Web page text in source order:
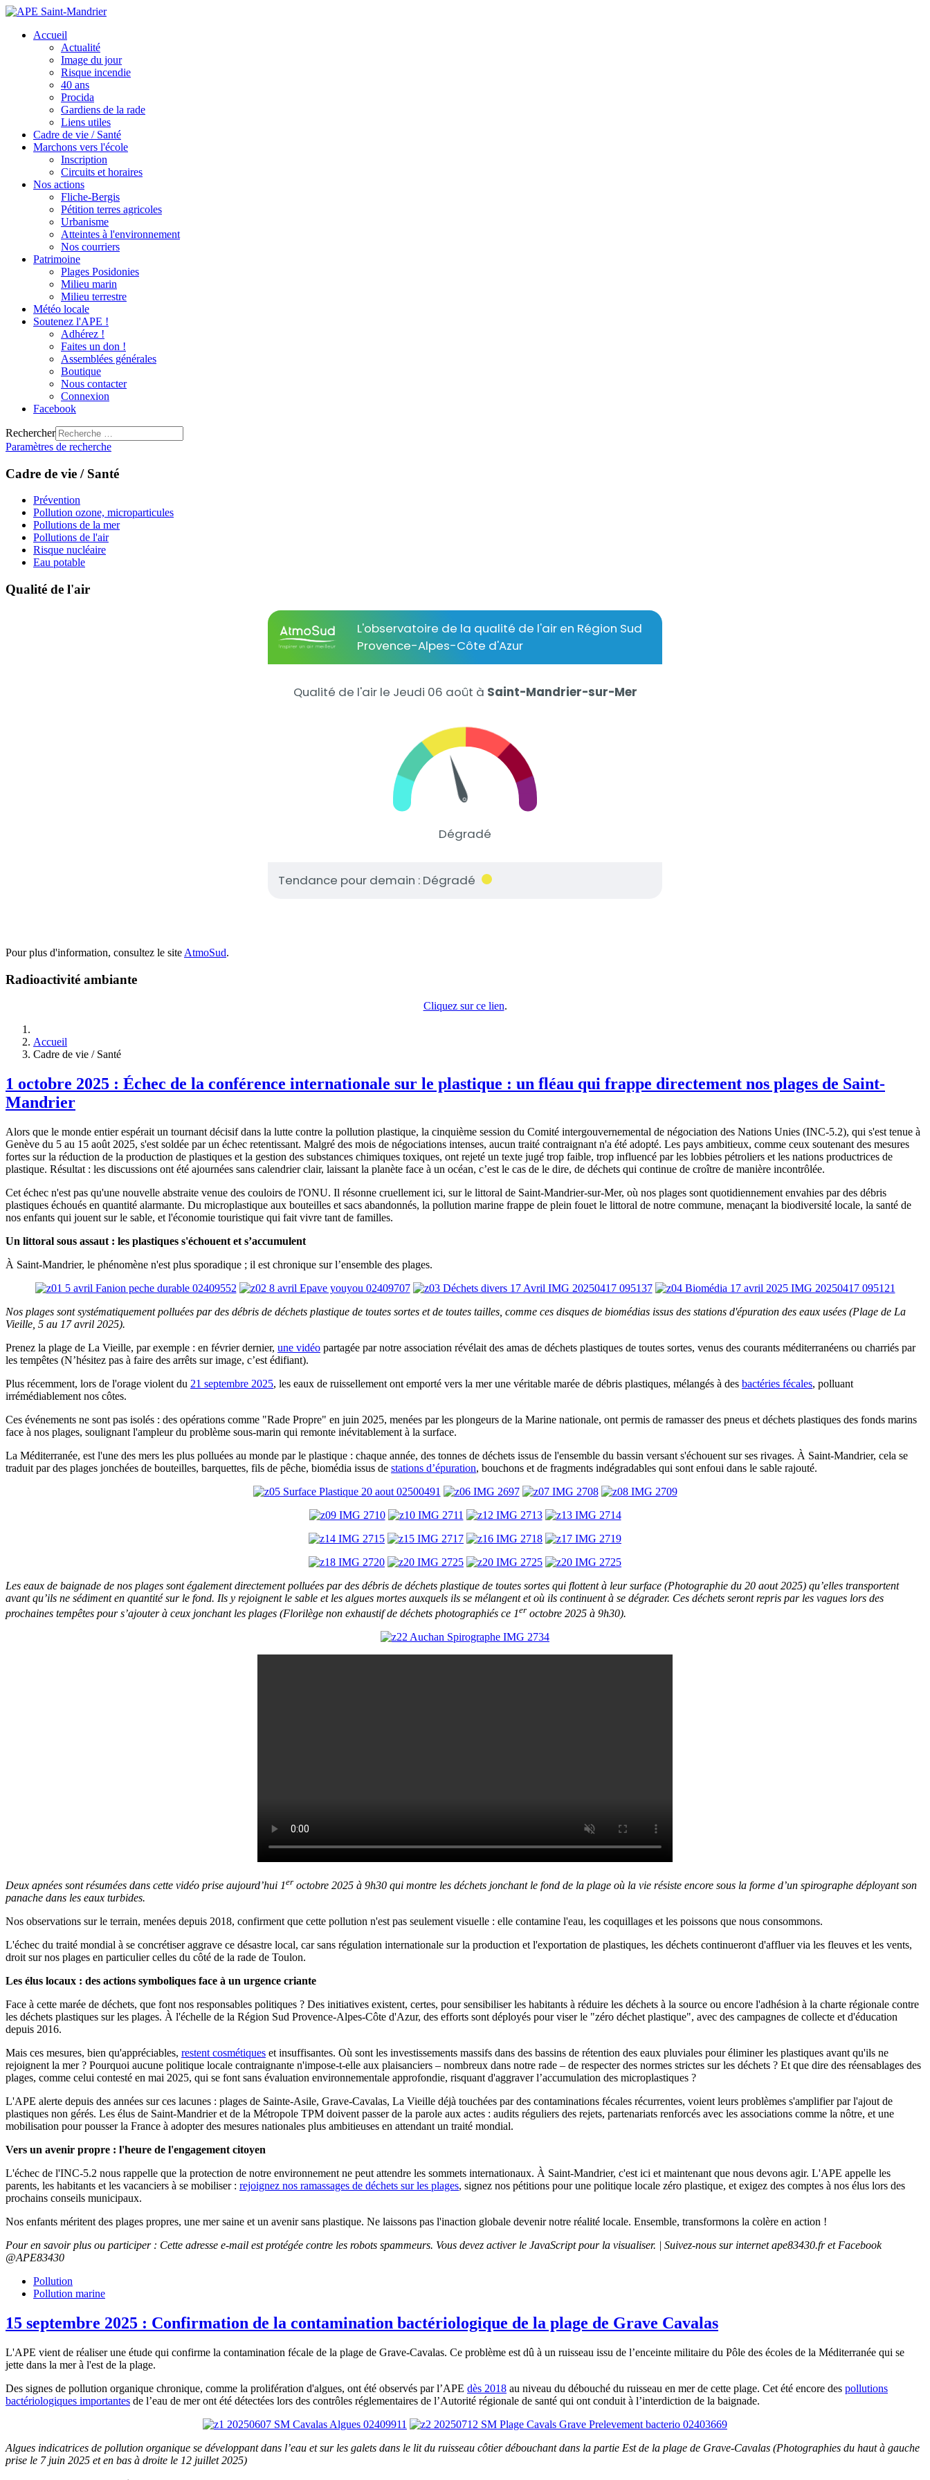
Accueil
Actualité
Image du jour
Risque incendie
40 ans
Procida
Gardiens de la rade
Liens utiles
Cadre de vie / Santé
Marchons vers l'école
Inscription
Circuits et horaires
Nos actions
Fliche-Bergis
Pétition terres agricoles
Urbanisme
Atteintes à l'environnement
Nos courriers
Patrimoine
Plages Posidonies
Milieu marin
Milieu terrestre
Météo locale
Soutenez l'APE !
Adhérez !
Faites un don !
Assemblées générales
Boutique
Nous contacter
Connexion
Facebook
Rechercher
Paramètres de recherche
Cadre de vie / Santé
Prévention
Pollution ozone, microparticules
Pollutions de la mer
Pollutions de l'air
Risque nucléaire
Eau potable
Qualité de l'air
Pour plus d'information, consultez le site AtmoSud.
Radioactivité ambiante
Cliquez sur ce lien.
Accueil
Cadre de vie / Santé
1 octobre 2025 : Échec de la conférence internationale sur le plastique : un fléau qui frappe directement nos plages de Saint-
Mandrier
Alors que le monde entier espérait un tournant décisif dans la lutte contre la pollution plastique, la cinquième session du Comité intergouvernemental de négociation des Nations Unies (INC-5.2), qui s'est tenue à
Genève du 5 au 15 août 2025, s'est soldée par un échec retentissant. Malgré des mois de négociations intenses, aucun traité contraignant n'a été adopté. Les pays ambitieux, comme ceux soutenant des mesures
fortes sur la réduction de la production de plastiques et la gestion des substances chimiques toxiques, ont rejeté un texte jugé trop faible, trop influencé par les lobbies pétroliers et les nations productrices de
plastique. Résultat : les discussions ont été ajournées sans calendrier clair, laissant la planète face à un océan, c’est le cas de le dire, de déchets qui continue de croître de manière incontrôlée.
Cet échec n'est pas qu'une nouvelle abstraite venue des couloirs de l'ONU. Il résonne cruellement ici, sur le littoral de Saint-Mandrier-sur-Mer, où nos plages sont quotidiennement envahies par des débris
plastiques échoués en quantité alarmante. Du microplastique aux bouteilles et sacs abandonnés, la pollution marine frappe de plein fouet le littoral de notre commune, menaçant la biodiversité locale, la santé de
nos enfants qui jouent sur le sable, et l'économie touristique qui fait vivre tant de familles.
Un littoral sous assaut : les plastiques s'échouent et s’accumulent
À Saint-Mandrier, le phénomène n'est plus sporadique ; il est chronique sur l’ensemble des plages.
Nos plages sont systématiquement polluées par des débris de déchets plastique de toutes sortes et de toutes tailles, comme ces disques de biomédias issus des stations d'épuration des eaux usées (Plage de La
Vieille, 5 au 17 avril 2025).
Prenez la plage de La Vieille, par exemple : en février dernier, une vidéo partagée par notre association révélait des amas de déchets plastiques de toutes sortes, venus des courants méditerranéens ou charriés par
les tempêtes (N’hésitez pas à faire des arrêts sur image, c’est édifiant).
Plus récemment, lors de l'orage violent du 21 septembre 2025, les eaux de ruissellement ont emporté vers la mer une véritable marée de débris plastiques, mélangés à des bactéries fécales, polluant
irrémédiablement nos côtes.
Ces événements ne sont pas isolés : des opérations comme "Rade Propre" en juin 2025, menées par les plongeurs de la Marine nationale, ont permis de ramasser des pneus et déchets plastiques des fonds marins
face à nos plages, soulignant l'ampleur du problème sous-marin qui remonte inévitablement à la surface.
La Méditerranée, est l'une des mers les plus polluées au monde par le plastique : chaque année, des tonnes de déchets issus de l'ensemble du bassin versant s'échouent sur ses rivages. À Saint-Mandrier, cela se
traduit par des plages jonchées de bouteilles, barquettes, fils de pêche, biomédia issus de stations d’épuration, bouchons et de fragments indégradables qui sont enfoui dans le sable rajouté.
Les eaux de baignade de nos plages sont également directement polluées par des débris de déchets plastique de toutes sortes qui flottent à leur surface (Photographie du 20 aout 2025) qu’elles transportent
avant qu’ils ne sédiment en quantité sur le fond. Ils y rejoignent le sable et les algues mortes auxquels ils se mélangent et où ils continuent à se dégrader. Ces déchets seront repris par les vagues lors des
prochaines tempêtes pour s’ajouter à ceux jonchant les plages (Florilège non exhaustif de déchets photographiés ce 1er octobre 2025 à 9h30).
Deux apnées sont résumées dans cette vidéo prise aujourd’hui 1er octobre 2025 à 9h30 qui montre les déchets jonchant le fond de la plage où la vie résiste encore sous la forme d’un spirographe déployant son
panache dans les eaux turbides.
Nos observations sur le terrain, menées depuis 2018, confirment que cette pollution n'est pas seulement visuelle : elle contamine l'eau, les coquillages et les poissons que nous consommons.
L'échec du traité mondial à se concrétiser aggrave ce désastre local, car sans régulation internationale sur la production et l'exportation de plastiques, les déchets continueront d'affluer via les fleuves et les vents,
droit sur nos plages en particulier celles du côté de la rade de Toulon.
Les élus locaux : des actions symboliques face à un urgence criante
Face à cette marée de déchets, que font nos responsables politiques ? Des initiatives existent, certes, pour sensibiliser les habitants à réduire les déchets à la source ou encore l'adhésion à la charte régionale contre
les déchets plastiques sur les plages. À l'échelle de la Région Sud Provence-Alpes-Côte d'Azur, des efforts sont déployés pour viser le "zéro déchet plastique", avec des campagnes de collecte et d'éducation
depuis 2016.
Mais ces mesures, bien qu'appréciables, restent cosmétiques et insuffisantes. Où sont les investissements massifs dans des bassins de rétention des eaux pluviales pour éliminer les plastiques avant qu'ils ne
rejoignent la mer ? Pourquoi aucune politique locale contraignante n'impose-t-elle aux plaisanciers – nombreux dans notre rade – de respecter des normes strictes sur les déchets ? Et que dire des réensablages des
plages, comme celui contesté en mai 2025, qui se font sans évaluation environnementale approfondie, risquant d'aggraver l’accumulation des microplastiques ?
L'APE alerte depuis des années sur ces lacunes : plages de Sainte-Asile, Grave-Cavalas, La Vieille déjà touchées par des contaminations fécales récurrentes, voient leurs problèmes s'amplifier par l'ajout de
plastiques non gérés. Les élus de Saint-Mandrier et de la Métropole TPM doivent passer de la parole aux actes : audits réguliers des rejets, partenariats renforcés avec les associations comme la nôtre, et une
mobilisation pour pousser la France à adopter des mesures nationales plus ambitieuses en attendant un traité mondial.
Vers un avenir propre : l'heure de l'engagement citoyen
L'échec de l'INC-5.2 nous rappelle que la protection de notre environnement ne peut attendre les sommets internationaux. À Saint-Mandrier, c'est ici et maintenant que nous devons agir. L'APE appelle les
parents, les habitants et les vacanciers à se mobiliser : rejoignez nos ramassages de déchets sur les plages, signez nos pétitions pour une politique locale zéro plastique, et exigez des comptes à nos élus lors des
prochains conseils municipaux.
Nos enfants méritent des plages propres, une mer saine et un avenir sans plastique. Ne laissons pas l'inaction globale devenir notre réalité locale. Ensemble, transformons la colère en action !
Pour en savoir plus ou participer : Cette adresse e-mail est protégée contre les robots spammeurs. Vous devez activer le JavaScript pour la visualiser. | Suivez-nous sur internet ape83430.fr et Facebook
@APE83430
Pollution
Pollution marine
15 septembre 2025 : Confirmation de la contamination bactériologique de la plage de Grave Cavalas
L'APE vient de réaliser une étude qui confirme la contamination fécale de la plage de Grave-Cavalas. Ce problème est dû à un ruisseau issu de l’enceinte militaire du Pôle des écoles de la Méditerranée qui se
jette dans la mer à l'est de la plage.
Des signes de pollution organique chronique, comme la prolifération d'algues, ont été observés par l’APE dès 2018 au niveau du débouché du ruisseau en mer de cette plage. Cet été encore des pollutions
bactériologiques importantes de l’eau de mer ont été détectées lors des contrôles réglementaires de l’Autorité régionale de santé qui ont conduit à l’interdiction de la baignade.
Algues indicatrices de pollution organique se développant dans l’eau et sur les galets dans le lit du ruisseau côtier débouchant dans la partie Est de la plage de Grave-Cavalas (Photographies du haut à gauche
prise le 7 juin 2025 et en bas à droite le 12 juillet 2025)